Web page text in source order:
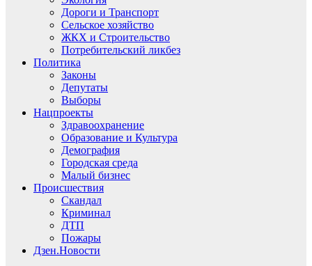
Дороги и Транспорт
Сельское хозяйство
ЖКХ и Строительство
Потребительский ликбез
Политика
Законы
Депутаты
Выборы
Нацпроекты
Здравоохранение
Образование и Культура
Демография
Городская среда
Малый бизнес
Происшествия
Скандал
Криминал
ДТП
Пожары
Дзен.Новости